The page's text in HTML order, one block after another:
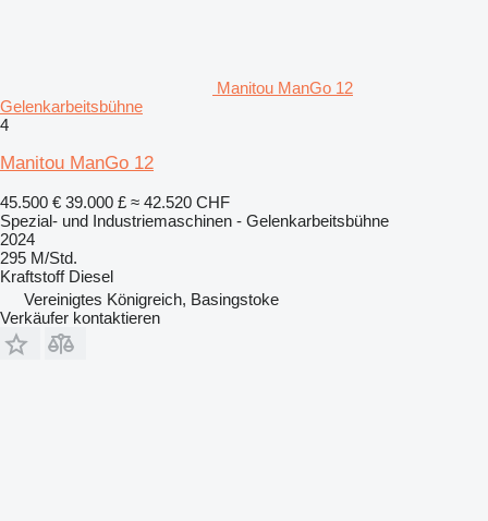
Manitou ManGo 12
Gelenkarbeitsbühne
4
Manitou ManGo 12
45.500 € 39.000 £ ≈ 42.520 CHF
Spezial- und Industriemaschinen - Gelenkarbeitsbühne
2024
295 M/Std.
Kraftstoff Diesel
Vereinigtes Königreich, Basingstoke
Verkäufer kontaktieren